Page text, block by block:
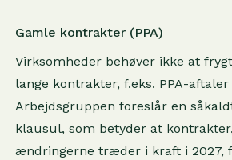
Gamle kontrakter (PPA)
Virksomheder behøver ikke at
lange kontrakter, f.eks. PPA-
Arbejdsgruppen foreslår en
klausul, som betyder at
ændringerne træder i kraft i 2027,